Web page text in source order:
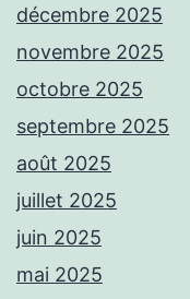
décembre 2025
novembre 2025
octobre 2025
septembre 2025
août 2025
juillet 2025
juin 2025
mai 2025